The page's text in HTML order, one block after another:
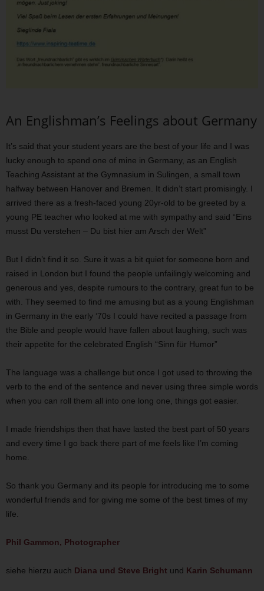
An Englishman’s Feelings about Germany
It’s said that your student years are the best of your life and I was
lucky enough to spend one of mine in Germany, as an English
Teaching Assistant at the Gymnasium in Sulingen, a small town
halfway between Hanover and Bremen. It didn’t start promisingly. I
arrived there as a fresh-faced young 20yr-old to be greeted by a
young PE teacher who looked at me with sympathy and said “Eins
musst Du verstehen – Du bist hier am Arsch der Welt”
But I didn’t find it so. Sure it was a bit quiet for someone born and
raised in London but I found the people unfailingly welcoming and
generous and yes, despite rumours to the contrary, great fun to be
with. They seemed to find me amusing but as a young Englishman
in Germany in the early ‘70s I could have recited a passage from
the Bible and people would have fallen about laughing, such was
their appetite for the celebrated English “Sinn für Humor”
The language was a challenge but once I got used to throwing the
verb to the end of the sentence and never using three simple words
when you can roll them all into one long one, things got easier.
I made friendships then that have lasted the best part of 50 years
and every time I go back there part of me feels like I’m coming
home.
So thank you Germany and its people for introducing me to some
wonderful friends and for giving me some of the best times of my
life.
Phil Gammon, Photographer
siehe hierzu auch Diana und Steve Bright und Karin Schumann